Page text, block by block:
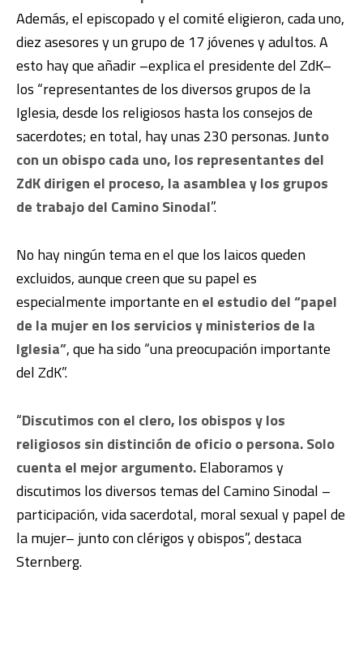
Además, el episcopado y el comité eligieron, cada uno,
diez asesores y un grupo de 17 jóvenes y adultos. A
esto hay que añadir –explica el presidente del ZdK–
los “representantes de los diversos grupos de la
Iglesia, desde los religiosos hasta los consejos de
sacerdotes; en total, hay unas 230 personas.Junto
con un obispo cada uno, los representantes del
ZdK dirigen el proceso, la asamblea y los grupos
de trabajo del Camino Sinodal”.
No hay ningún tema en el que los laicos queden
excluidos, aunque creen que su papel es
especialmente importante enel estudio del “papel
de la mujer en los servicios y ministerios de la
Iglesia”, que ha sido “una preocupación importante
del ZdK”.
“Discutimos con el clero, los obispos y los
religiosos sin distinción de oficio o persona. Solo
cuenta el mejor argumento.Elaboramos y
discutimos los diversos temas del Camino Sinodal –
participación, vida sacerdotal, moral sexual y papel de
la mujer– junto con clérigos y obispos”, destaca
Sternberg.